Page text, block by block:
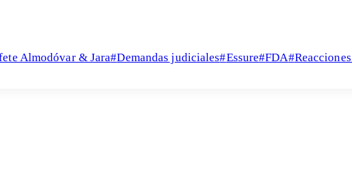
Almodóvar & Jara#Demandas judiciales#Essure#FDA#